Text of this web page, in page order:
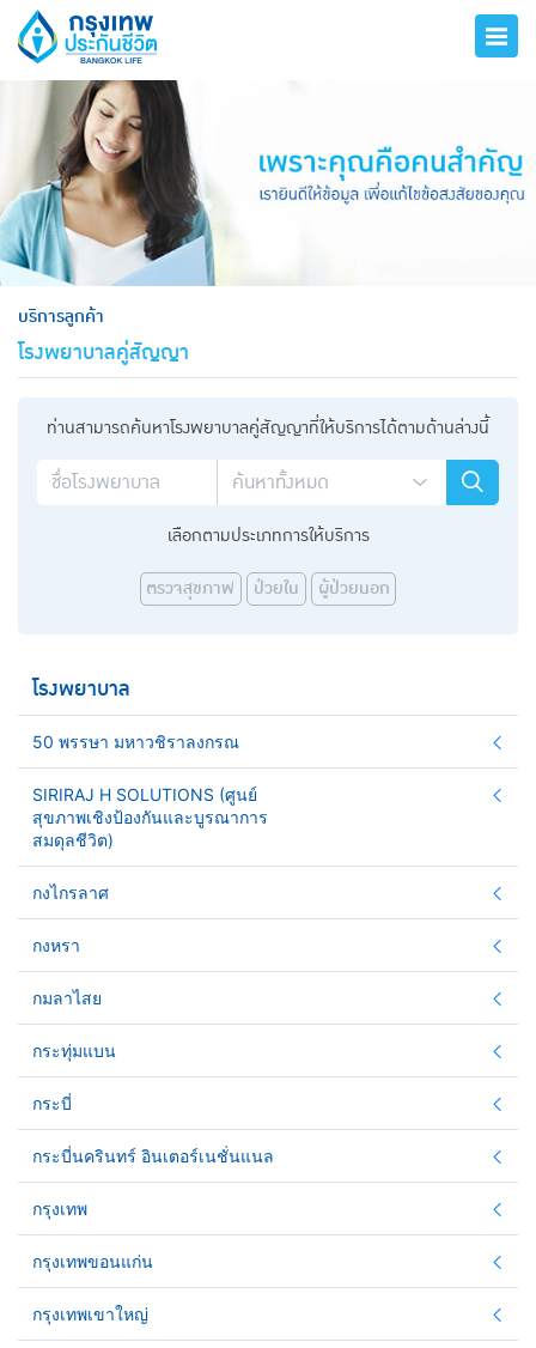
บริการลูกค้า
โรงพยาบาลคู่สัญญา
ท่านสามารถค้นหาโรงพยาบาลคู่สัญญาที่ให้บริการได้ตามด้านล่างนี้
เลือกตามประเภทการให้บริการ
ตรวจสุขภาพ ป่วยใน ผู้ป่วยนอก
โรงพยาบาล
50 พรรษา มหาวชิราลงกรณ
SIRIRAJ H SOLUTIONS (ศูนย์
สุขภาพเชิงป้องกันและบูรณาการ
สมดุลชีวิต)
กงไกรลาศ
กงหรา
กมลาไสย
กระทุ่มแบน
กระบี่
กระบี่นครินทร์ อินเตอร์เนชั่นแนล
กรุงเทพ
กรุงเทพขอนแก่น
กรุงเทพเขาใหญ่